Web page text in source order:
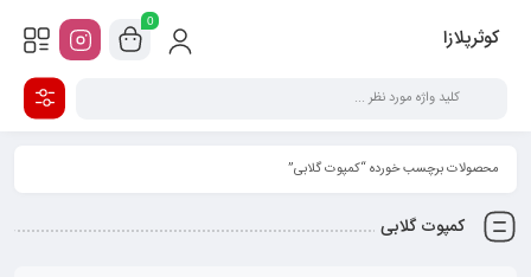
کوثرپلازا
0
محصولات برچسب خورده “کمپوت گلابی”
کمپوت گلابی